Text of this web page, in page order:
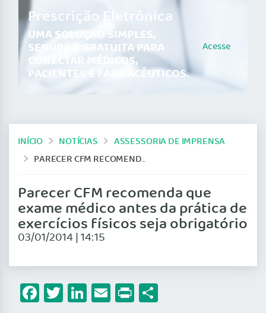
Prescrição Eletrônica
UMA SOLUÇÃO SIMPLES,
SEGURA E GRATUITA PARA
CONECTAR MÉDICOS,
PACIENTES E FARMACÊUTICOS.
Acesse
INÍCIO NOTÍCIAS
ASSESSORIA DE IMPRENSA
PARECER CFM RECOMENDA QUE EXAME MÉDICO ANTES DA PRÁTICA DE EXERCÍCIOS FÍSICOS SEJA OBRIGATÓRIO
Parecer CFM recomenda que
exame médico antes da prática de
exercícios físicos seja obrigatório
03/01/2014 | 14:15
Facebook
Twitter
LinkedIn
Email
Print